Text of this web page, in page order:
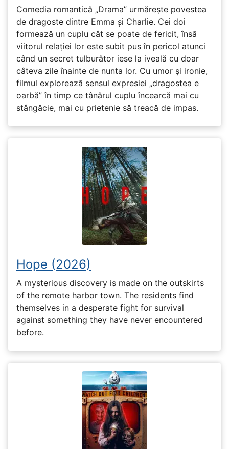
Comedia romantică „Drama” urmărește povestea
de dragoste dintre Emma și Charlie. Cei doi
formează un cuplu cât se poate de fericit, însă
viitorul relației lor este subit pus în pericol atunci
când un secret tulburător iese la iveală cu doar
câteva zile înainte de nunta lor. Cu umor și ironie,
filmul explorează sensul expresiei „dragostea e
oarbă” în timp ce tânărul cuplu încearcă mai cu
stângăcie, mai cu prietenie să treacă de impas.
Hope (2026)
A mysterious discovery is made on the outskirts
of the remote harbor town. The residents find
themselves in a desperate fight for survival
against something they have never encountered
before.